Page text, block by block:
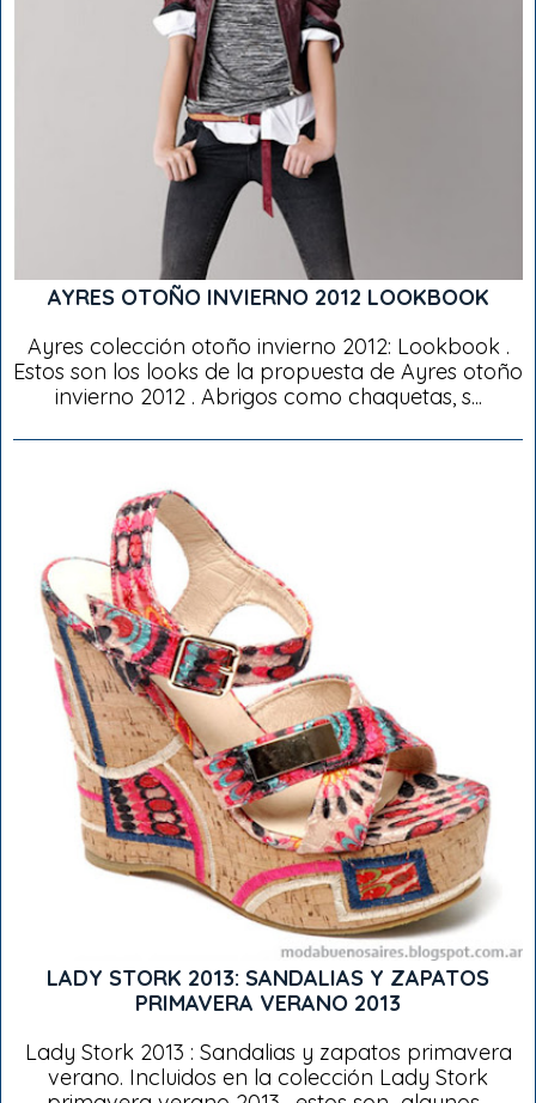
AYRES OTOÑO INVIERNO 2012 LOOKBOOK
Ayres colección otoño invierno 2012: Lookbook .
Estos son los looks de la propuesta de Ayres otoño
invierno 2012 . Abrigos como chaquetas, s...
LADY STORK 2013: SANDALIAS Y ZAPATOS
PRIMAVERA VERANO 2013
Lady Stork 2013 : Sandalias y zapatos primavera
verano. Incluidos en la colección Lady Stork